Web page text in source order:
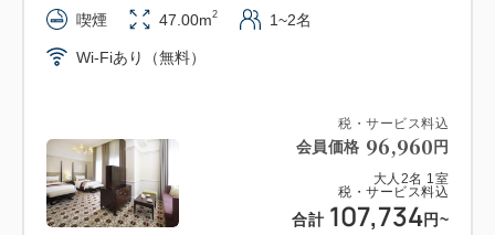
いたしかねますこと、何卒ご了承ください。
内容：アトリウムブレックファストブッフェ
場所：ゲストラウンジ「アトリウム」（4F）
時間：6：30～10：30
税・サービス料込
会員価格 96,960 円
大人 2名 1 室
税・サービス料込
合計 107,734円~
喫煙 47.00m2 1~2名
Wi-Fiあり（無料）